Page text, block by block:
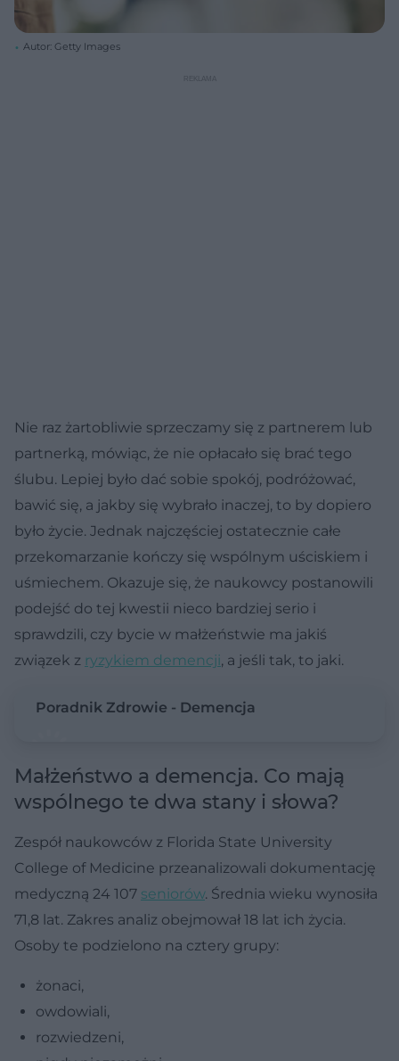
Autor: Getty Images
Nie raz żartobliwie sprzeczamy się z partnerem lub
partnerką, mówiąc, że nie opłacało się brać tego
ślubu. Lepiej było dać sobie spokój, podróżować,
bawić się, a jakby się wybrało inaczej, to by dopiero
było życie. Jednak najczęściej ostatecznie całe
przekomarzanie kończy się wspólnym uściskiem i
uśmiechem. Okazuje się, że naukowcy postanowili
podejść do tej kwestii nieco bardziej serio i
sprawdzili, czy bycie w małżeństwie ma jakiś
związek z ryzykiem demencji, a jeśli tak, to jaki.
Poradnik Zdrowie - Demencja
Małżeństwo a demencja. Co mają
wspólnego te dwa stany i słowa?
Zespół naukowców z Florida State University
College of Medicine przeanalizowali dokumentację
medyczną 24 107 seniorów. Średnia wieku wynosiła
71,8 lat. Zakres analiz obejmował 18 lat ich życia.
Osoby te podzielono na cztery grupy:
żonaci,
owdowiali,
rozwiedzeni,